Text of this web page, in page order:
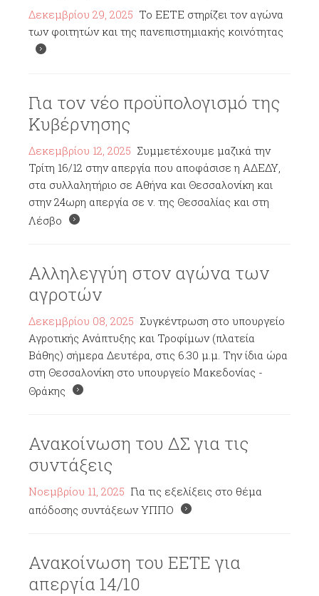
Δεκεμβρίου 29, 2025 Το ΕΕΤΕ στηρίζει τον αγώνα
των φοιτητών και της πανεπιστημιακής κοινότητας
Για τον νέο προϋπολογισμό της
Κυβέρνησης
Δεκεμβρίου 12, 2025 Συμμετέχουμε μαζικά την
Τρίτη 16/12 στην απεργία που αποφάσισε η ΑΔΕΔΥ,
στα συλλαλητήριο σε Αθήνα και Θεσσαλονίκη και
στην 24ωρη απεργία σε ν. της Θεσσαλίας και στη
Λέσβο
Αλληλεγγύη στον αγώνα των
αγροτών
Δεκεμβρίου 08, 2025 Συγκέντρωση στο υπουργείο
Αγροτικής Ανάπτυξης και Τροφίμων (πλατεία
Βάθης) σήμερα Δευτέρα, στις 6.30 μ.μ. Την ίδια ώρα
στη Θεσσαλονίκη στο υπουργείο Μακεδονίας -
Θράκης
Ανακοίνωση του ΔΣ για τις
συντάξεις
Νοεμβρίου 11, 2025 Για τις εξελίξεις στο θέμα
απόδοσης συντάξεων ΥΠΠΟ
Ανακοίνωση του ΕΕΤΕ για
απεργία 14/10